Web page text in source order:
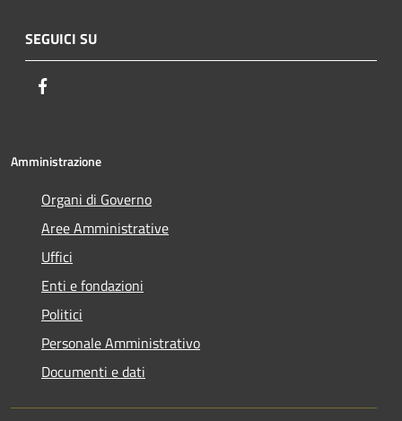
SEGUICI SU
Amministrazione
Organi di Governo
Aree Amministrative
Uffici
Enti e fondazioni
Politici
Personale Amministrativo
Documenti e dati